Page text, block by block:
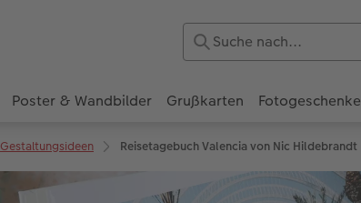
Poster & Wandbilder Grußkarten Fotogeschenke
Gestaltungsideen Reisetagebuch Valencia von Nic Hildebrandt